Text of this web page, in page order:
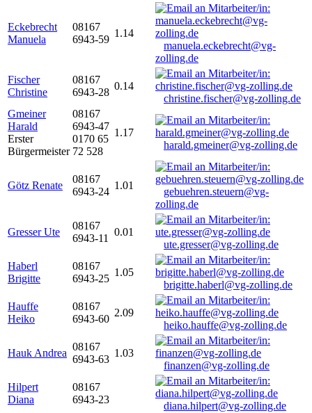
Eckebrecht
Manuela
08167
6943-59
1.14
manuela.eckebrecht@vg-
zolling.de
Fischer
Christine
08167
6943-28
0.14
christine.fischer@vg-zolling.de
Gmeiner
Harald
Erster
Bürgermeister
08167
6943-47
0170 65
72 528
1.17
harald.gmeiner@vg-zolling.de
Götz Renate
08167
6943-24
1.01
gebuehren.steuern@vg-
zolling.de
Gresser Ute
08167
6943-11
0.01
ute.gresser@vg-zolling.de
Haberl
Brigitte
08167
6943-25
1.05
brigitte.haberl@vg-zolling.de
Hauffe
Heiko
08167
6943-60
2.09
heiko.hauffe@vg-zolling.de
Hauk Andrea
08167
6943-63
1.03
finanzen@vg-zolling.de
Hilpert
Diana
08167
6943-23
diana.hilpert@vg-zolling.de